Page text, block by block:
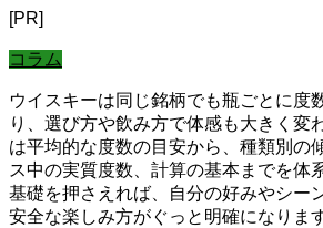
[PR]
コラム
ウイスキーは同じ銘柄でも瓶ごとに度
り、選び方や飲み方で体感も大きく変
は平均的な度数の目安から、種類別の
ス中の実質度数、計算の基本までを体
基礎を押さえれば、自分の好みやシー
安全な楽しみ方がぐっと明確になりま